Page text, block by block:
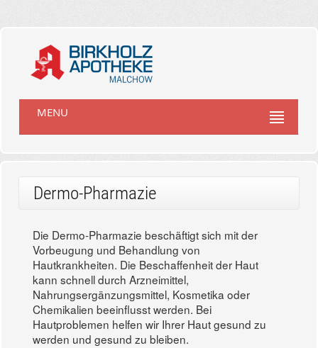
MENU
Dermo-Pharmazie
Die Dermo-Pharmazie beschäftigt sich mit der
Vorbeugung und Behandlung von
Hautkrankheiten. Die Beschaffenheit der Haut
kann schnell durch Arzneimittel,
Nahrungsergänzungsmittel, Kosmetika oder
Chemikalien beeinflusst werden. Bei
Hautproblemen helfen wir Ihrer Haut gesund zu
werden und gesund zu bleiben.